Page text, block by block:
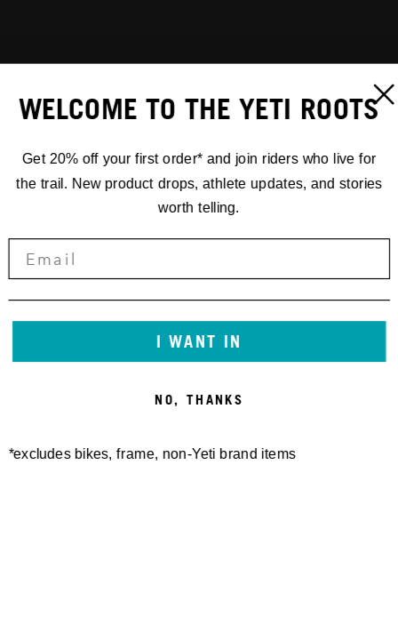
WELCOME TO THE YETI ROOTS
Get 20% off your first order* and join riders who live for
the trail. New product drops, athlete updates, and stories
worth telling.
I WANT IN
NO, THANKS
*excludes bikes, frame, non-Yeti brand items